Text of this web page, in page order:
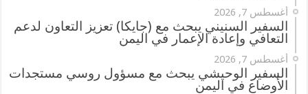
أغسطس 7, 2026
السفير السنيني يبحث مع (جايكا) تعزيز التعاون لدعم
التعافي وإعادة الإعمار في اليمن
أغسطس 7, 2026
السفير الوحيشي يبحث مع مسؤول روسي مستجدات
الأوضاع في اليمن